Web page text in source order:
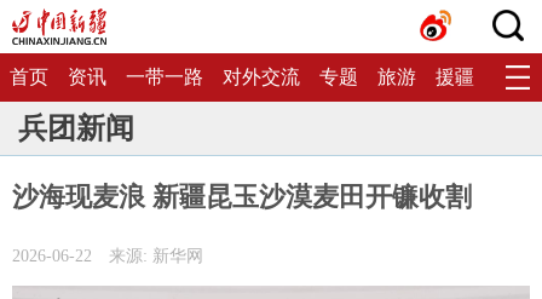
首页 资讯 一带一路 对外交流 专题 旅游 援疆 生态
兵团新闻
沙海现麦浪 新疆昆玉沙漠麦田开镰收割
2026-06-22 来源: 新华网